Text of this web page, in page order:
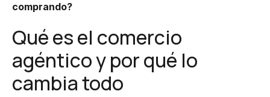
comprando?
Qué es el comercio
agéntico y por qué lo
cambia todo